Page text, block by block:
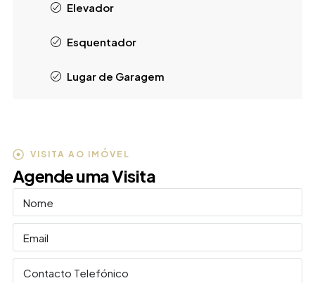
Elevador
Esquentador
Lugar de Garagem
VISITA AO IMÓVEL
Agende uma Visita